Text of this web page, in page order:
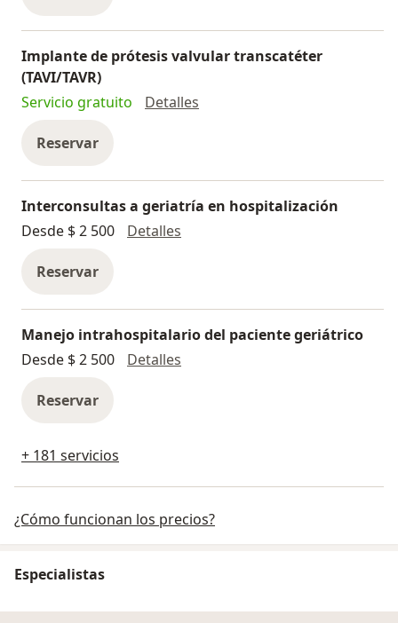
Implante de prótesis valvular transcatéter
(TAVI/TAVR)
Servicio gratuito
Detalles
Reservar
Interconsultas a geriatría en hospitalización
Desde $ 2 500
Detalles
Reservar
Manejo intrahospitalario del paciente geriátrico
Desde $ 2 500
Detalles
Reservar
+ 181 servicios
¿Cómo funcionan los precios?
Especialistas